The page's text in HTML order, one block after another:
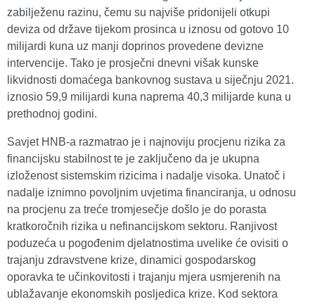
zabilježenu razinu, čemu su najviše pridonijeli otkupi
deviza od države tijekom prosinca u iznosu od gotovo 10
milijardi kuna uz manji doprinos provedene devizne
intervencije. Tako je prosječni dnevni višak kunske
likvidnosti domaćega bankovnog sustava u siječnju 2021.
iznosio 59,9 milijardi kuna naprema 40,3 milijarde kuna u
prethodnoj godini.
Savjet HNB-a razmatrao je i najnoviju procjenu rizika za
financijsku stabilnost te je zaključeno da je ukupna
izloženost sistemskim rizicima i nadalje visoka. Unatoč i
nadalje iznimno povoljnim uvjetima financiranja, u odnosu
na procjenu za treće tromjesečje došlo je do porasta
kratkoročnih rizika u nefinancijskom sektoru. Ranjivost
poduzeća u pogođenim djelatnostima uvelike će ovisiti o
trajanju zdravstvene krize, dinamici gospodarskog
oporavka te učinkovitosti i trajanju mjera usmjerenih na
ublažavanje ekonomskih posljedica krize. Kod sektora